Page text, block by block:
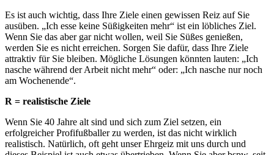
Es ist auch wichtig, dass Ihre Ziele einen gewissen Reiz auf Sie
ausüben. „Ich esse keine Süßigkeiten mehr“ ist ein löbliches Ziel.
Wenn Sie das aber gar nicht wollen, weil Sie Süßes genießen,
werden Sie es nicht erreichen. Sorgen Sie dafür, dass Ihre Ziele
attraktiv für Sie bleiben. Mögliche Lösungen könnten lauten: „Ich
nasche während der Arbeit nicht mehr“ oder: „Ich nasche nur noch
am Wochenende“.
R = realistische Ziele
Wenn Sie 40 Jahre alt sind und sich zum Ziel setzen, ein
erfolgreicher Profifußballer zu werden, ist das nicht wirklich
realistisch. Natürlich, oft geht unser Ehrgeiz mit uns durch und